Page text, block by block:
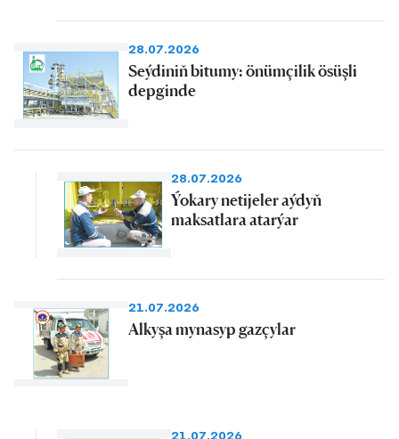
28.07.2026
Seýdiniň bitumy: önümçilik ösüşli
depginde
28.07.2026
Ýokary netijeler aýdyň
maksatlara atarýar
21.07.2026
Alkyşa mynasyp gazçylar
21.07.2026